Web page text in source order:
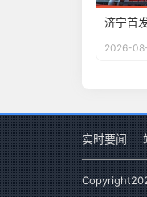
2026-
实时要闻
Copyright